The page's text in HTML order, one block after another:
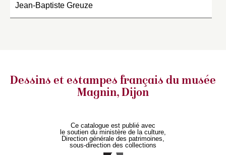
Jean-Baptiste Greuze
Dessins et estampes français du musée
Magnin, Dijon
Ce catalogue est publié avec
le soutien du ministère de la culture,
Direction générale des patrimoines,
sous-direction des collections